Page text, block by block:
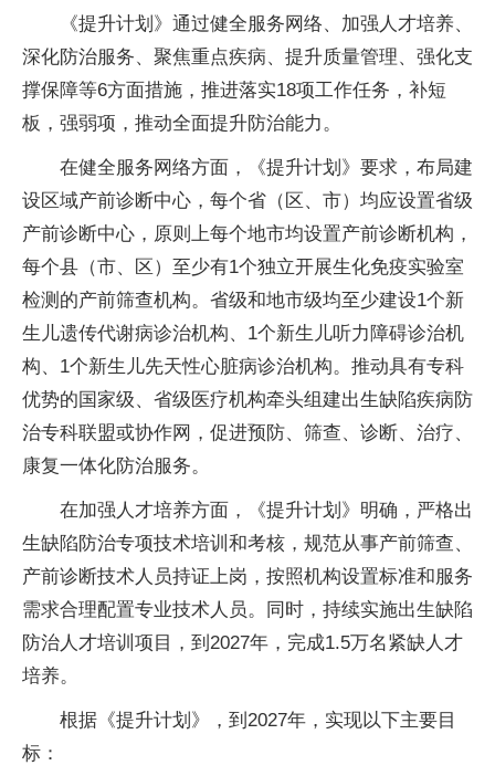
《提升计划》通过健全服务网络、加强人才培养、
深化防治服务、聚焦重点疾病、提升质量管理、强化支
撑保障等6方面措施，推进落实18项工作任务，补短
板，强弱项，推动全面提升防治能力。
在健全服务网络方面，《提升计划》要求，布局建
设区域产前诊断中心，每个省（区、市）均应设置省级
产前诊断中心，原则上每个地市均设置产前诊断机构，
每个县（市、区）至少有1个独立开展生化免疫实验室
检测的产前筛查机构。省级和地市级均至少建设1个新
生儿遗传代谢病诊治机构、1个新生儿听力障碍诊治机
构、1个新生儿先天性心脏病诊治机构。推动具有专科
优势的国家级、省级医疗机构牵头组建出生缺陷疾病防
治专科联盟或协作网，促进预防、筛查、诊断、治疗、
康复一体化防治服务。
在加强人才培养方面，《提升计划》明确，严格出
生缺陷防治专项技术培训和考核，规范从事产前筛查、
产前诊断技术人员持证上岗，按照机构设置标准和服务
需求合理配置专业技术人员。同时，持续实施出生缺陷
防治人才培训项目，到2027年，完成1.5万名紧缺人才
培养。
根据《提升计划》，到2027年，实现以下主要目
标：